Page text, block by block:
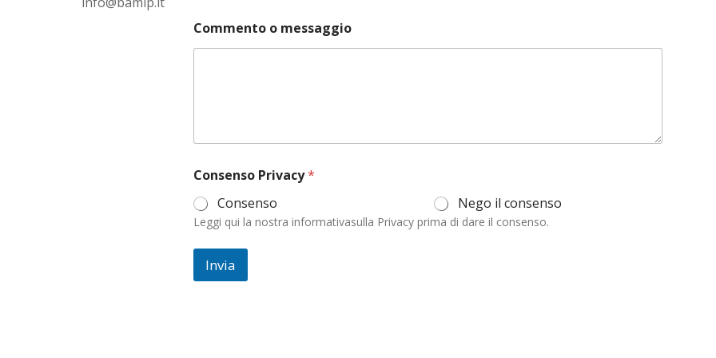
Commento o messaggio
e
s
s
a
g
o
Consenso Privacy*
Consenso
Nego il consenso
Leggi qui la nostra informativasulla Privacy prima di dare il consenso.
Invia